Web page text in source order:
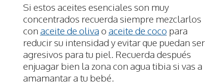
Si estos aceites esenciales son muy
concentrados recuerda siempre mezclarlos
con aceite de oliva o aceite de coco para
reducir su intensidad y evitar que puedan ser
agresivos para tu piel. Recuerda después
enjuagar bien la zona con agua tibia si vas a
amamantar a tu bebé.